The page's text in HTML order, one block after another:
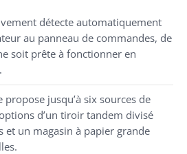
détecte automatiquement
au panneau de commandes, de
soit prête à fonctionner en
jusqu’à six sources de
d’un tiroir tandem divisé
et un magasin à papier grande